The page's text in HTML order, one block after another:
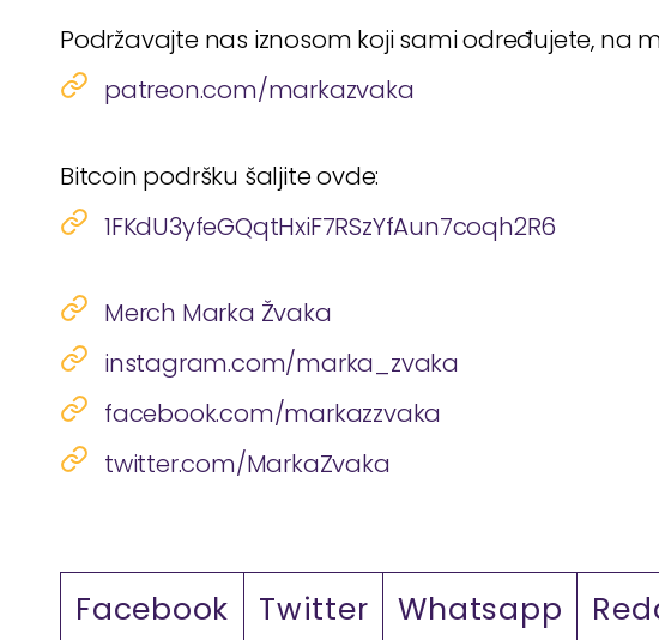
Podržavajte nas iznosom koji sami određujete, na
patreon.com/markazvaka
Bitcoin podršku šaljite ovde:
1FKdU3yfeGQqtHxiF7RSzYfAun7coqh2R6
Merch Marka Žvaka
instagram.com/marka_zvaka
facebook.com/markazzvaka
twitter.com/MarkaZvaka
Facebook Twitter Whatsapp